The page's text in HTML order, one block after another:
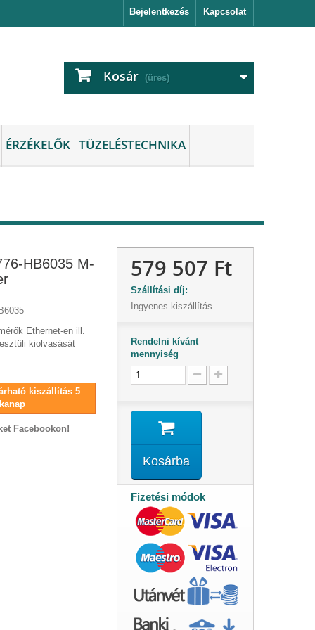
Kapcsolat
Bejelentkezés
Kosár (üres)
ÉRZÉKELŐK TÜZELÉSTECHNIKA
HB6035 M-
Ethernet-en ill.
kiolvasását
kiszállítás 5
Facebookon!
579 507 Ft
Szállítási díj:
Ingyenes kiszállítás
Rendelni kívánt
mennyiség
Kosárba
Fizetési módok